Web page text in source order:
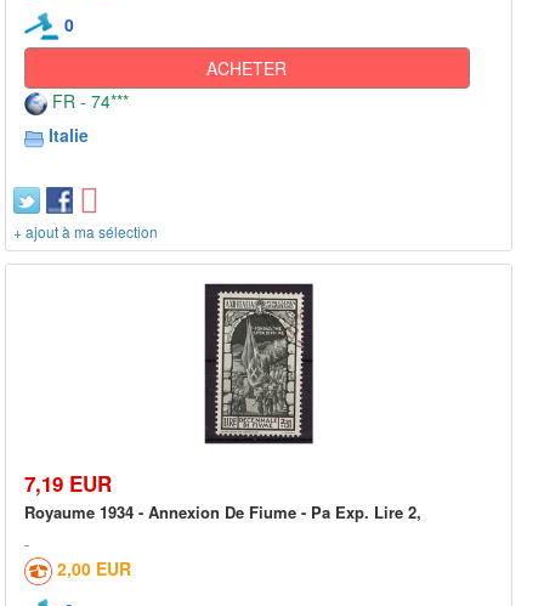
0
ACHETER
FR - 74***
Italie
+ ajout à ma sélection
7,19 EUR
Royaume 1934 - Annexion De Fiume - Pa Exp. Lire 2,
2,00 EUR